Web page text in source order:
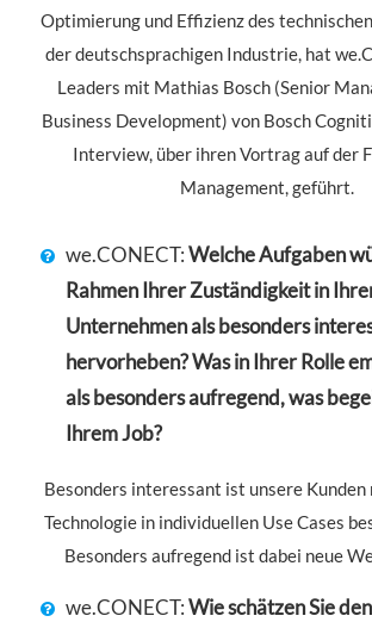
Optimierung und Effizienz des
der deutschsprachigen Industrie, hat
Leaders mit Mathias Bosch (Senior
Business Development) von Bosch
Interview, über ihren Vortrag auf der
Management, geführt.
we.CONECT:Welche Aufgaben
Rahmen Ihrer Zuständigkeit in
Unternehmen als besonders
hervorheben? Was in Ihrer Rolle
als besonders aufregend, was
Ihrem Job?
Besonders interessant ist unsere Kunden
Technologie in individuellen Use Cases
Besonders aufregend ist dabei neue
we.CONECT:Wie schätzen Sie